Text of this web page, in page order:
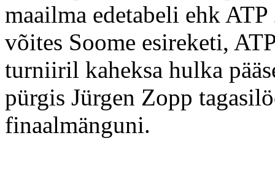
maailma edetabeli ehk
võites Soome esireketi,
turniiril kaheksa hulka
pürgis Jürgen Zopp
finaalmänguni.